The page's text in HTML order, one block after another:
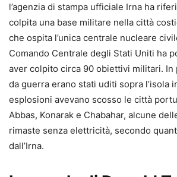
l’agenzia di stampa ufficiale Irna ha
colpita una base militare nella città
che ospita l’unica centrale nucleare
Comando Centrale degli Stati Uniti ha
aver colpito circa 90 obiettivi militari. In
da guerra erano stati uditi sopra l’isola
esplosioni avevano scosso le città
Abbas, Konarak e Chabahar, alcune
rimaste senza elettricità, secondo
dall’Irna.